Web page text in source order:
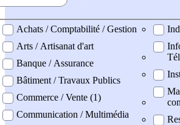
professionel
Achats / Comptabilité / Gestion
Arts / Artisanat d'art
Banque / Assurance
Bâtiment / Travaux Publics
Commerce / Vente (1)
Communication / Multimédia